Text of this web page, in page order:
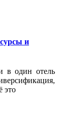
и
в один отель
это